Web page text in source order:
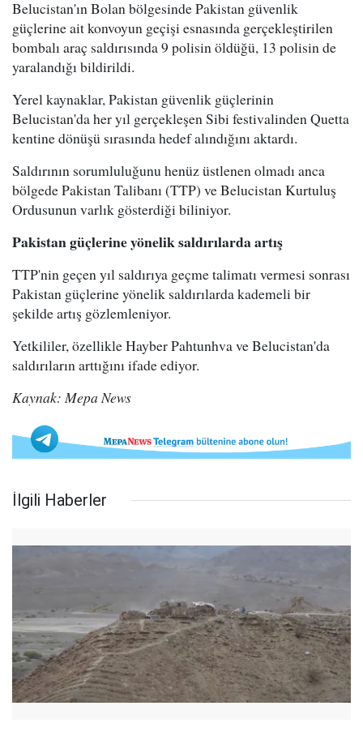
Belucistan'ın Bolan bölgesinde Pakistan güvenlik
güçlerine ait konvoyun geçişi esnasında gerçekleştirilen
bombalı araç saldırısında 9 polisin öldüğü, 13 polisin de
yaralandığı bildirildi.
Yerel kaynaklar, Pakistan güvenlik güçlerinin
Belucistan'da her yıl gerçekleşen Sibi festivalinden Quetta
kentine dönüşü sırasında hedef alındığını aktardı.
Saldırının sorumluluğunu henüz üstlenen olmadı anca
bölgede Pakistan Talibanı (TTP) ve Belucistan Kurtuluş
Ordusunun varlık gösterdiği biliniyor.
Pakistan güçlerine yönelik saldırılarda artış
TTP'nin geçen yıl saldırıya geçme talimatı vermesi sonrası
Pakistan güçlerine yönelik saldırılarda kademeli bir
şekilde artış gözlemleniyor.
Yetkililer, özellikle Hayber Pahtunhva ve Belucistan'da
saldırıların arttığını ifade ediyor.
Kaynak: Mepa News
İlgili Haberler